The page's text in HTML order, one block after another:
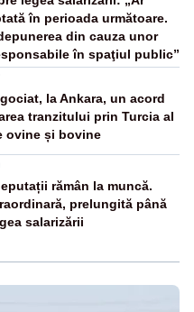
în perioada următoare.
din cauza unor
în spaţiul public”
la Ankara, un acord
tranzitului prin Turcia al
ovine și bovine
rămân la muncă.
prelungită până
salarizării